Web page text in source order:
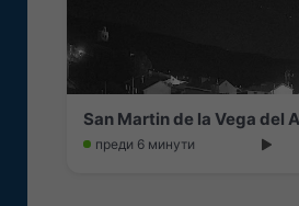
San Martin de la Vega del
преди 6 минути